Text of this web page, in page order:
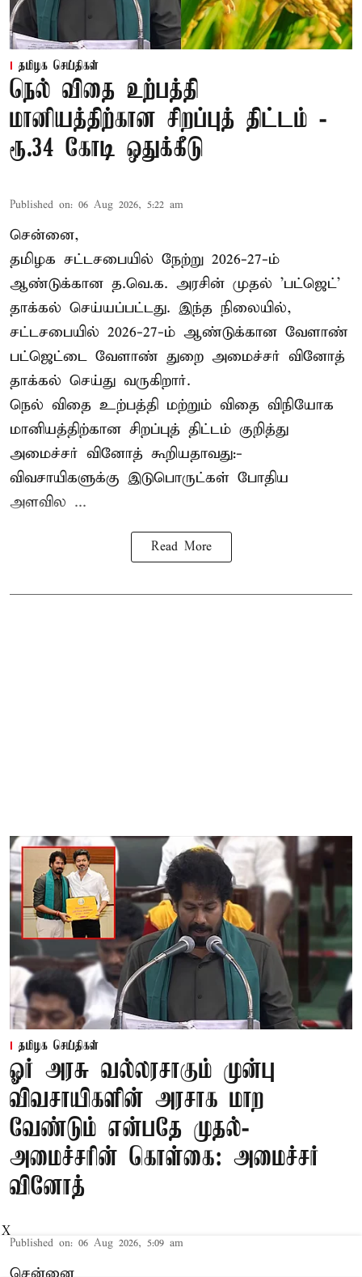
தமிழக செய்திகள்
நெல் விதை உற்பத்தி
மானியத்திற்கான சிறப்புத் திட்டம் -
ரூ.34 கோடி ஒதுக்கீடு
Published on: 06 Aug 2026, 5:22 am
சென்னை,
தமிழக சட்டசபையில் நேற்று 2026-27-ம்
ஆண்டுக்கான த.வெ.க. அரசின் முதல் 'பட்ஜெட்'
தாக்கல் செய்யப்பட்டது. இந்த நிலையில்,
சட்டசபையில் 2026-27-ம் ஆண்டுக்கான வேளாண்
பட்ஜெட்டை வேளாண் துறை அமைச்சர் வினோத்
தாக்கல் செய்து வருகிறார்.
நெல் விதை உற்பத்தி மற்றும் விதை விநியோக
மானியத்திற்கான சிறப்புத் திட்டம் குறித்து
அமைச்சர் வினோத் கூறியதாவது:-
விவசாயிகளுக்கு இடுபொருட்கள் போதிய
அளவில ...
Read More
தமிழக செய்திகள்
ஓர் அரசு வல்லரசாகும் முன்பு
விவசாயிகளின் அரசாக மாற
வேண்டும் என்பதே முதல்-
அமைச்சரின் கொள்கை: அமைச்சர்
வினோத்
Published on: 06 Aug 2026, 5:09 am
சென்னை
X